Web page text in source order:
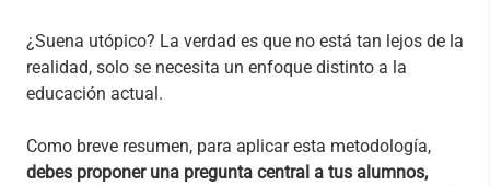
¿Suena utópico? La verdad es que no está tan lejos de la
realidad, solo se necesita un enfoque distinto a la
educación actual.
Como breve resumen, para aplicar esta metodología,
debes proponer una pregunta central a tus alumnos,